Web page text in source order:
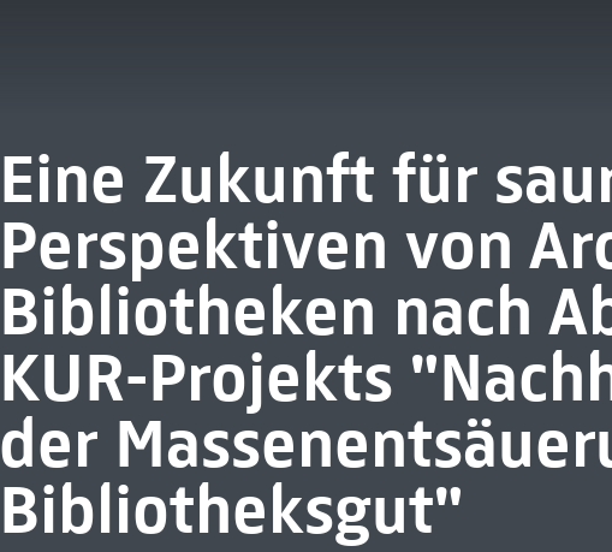
Eine Zukunft für
Perspektiven von
Bibliotheken nach
KUR-Projekts
der
Bibliotheksgut"